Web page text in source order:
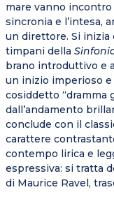
mare vanno incontro
sincronia e l’intesa,
un direttore. Si inizia
timpani della
brano introduttivo e
un inizio imperioso e
cosiddetto “dramma
dall’andamento
conclude con il
carattere
contempo lirica e
espressiva: si tratta
di Maurice Ravel,